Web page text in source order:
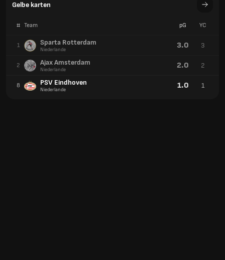
Gelbe karten
# Team pG YC
1 Sparta Rotterdam
Niederlande 3.0 3
2 Ajax Amsterdam
Niederlande 2.0 2
8 PSV Eindhoven
Niederlande 1.0 1